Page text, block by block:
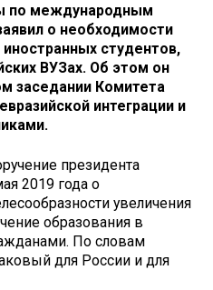
по международным
о необходимости
студентов,
ВУЗах. Об этом он
заседании Комитета
интеграции и
президента
2019 года о
увеличения
образования в
По словам
для России и для